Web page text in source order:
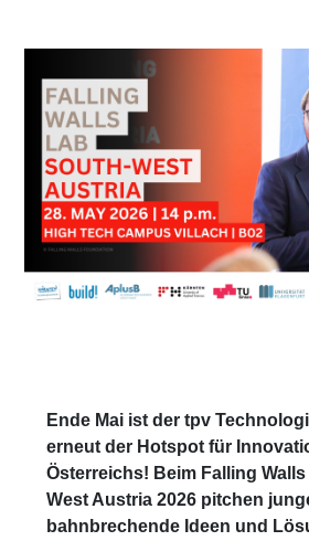
Ende Mai ist der tpv
erneut der Hotspot für
Österreichs! Beim Falling
West Austria 2026 pitchen
bahnbrechende Ideen und